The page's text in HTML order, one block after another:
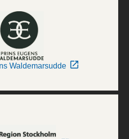
Waldemarsudde